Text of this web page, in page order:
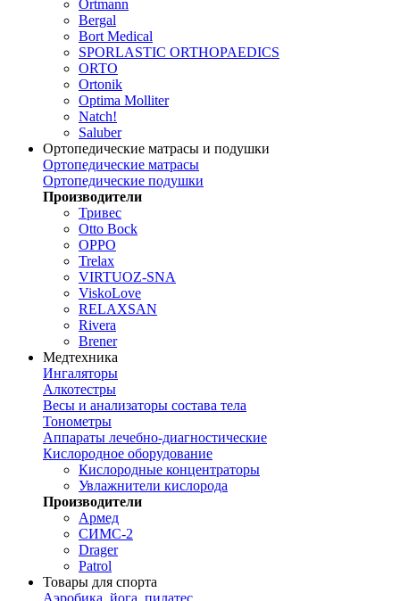
Ortmann
Bergal
Bort Medical
SPORLASTIC ORTHOPAEDICS
ORTO
Ortonik
Optima Molliter
Natch!
Saluber
Ортопедические матрасы и подушки
Ортопедические матрасы
Ортопедические подушки
Производители
Тривес
Otto Bock
OPPO
Trelax
VIRTUOZ-SNA
ViskoLove
RELAXSAN
Rivera
Brener
Медтехника
Ингаляторы
Алкотестры
Весы и анализаторы состава тела
Тонометры
Аппараты лечебно-диагностические
Кислородное оборудование
Кислородные концентраторы
Увлажнители кислорода
Производители
Армед
СИМС-2
Drager
Patrol
Товары для спорта
Аэробика, йога, пилатес